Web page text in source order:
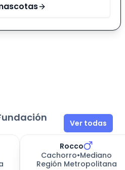
Ver todas
Rocco
Cachorro•Mediano
Región Metropolitana